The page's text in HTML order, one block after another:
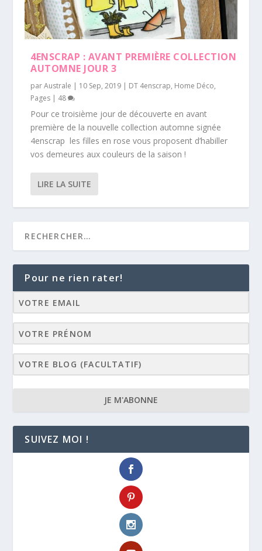
4ENSCRAP : AVANT PREMIÈRE COLLECTION
AUTOMNE JOUR 3
parAustrale 10 Sep, 2019 DT 4enscrap, Home Déco,
Pages
48
Pour ce troisième jour de découverte en avant
première de la nouvelle collection automne signée
4enscrap les filles en rose vous proposent d’habiller
vos demeures aux couleurs de la saison !
LIRE LA SUITE
Pour ne rien rater!
JE M'ABONNE
SUIVEZ MOI !